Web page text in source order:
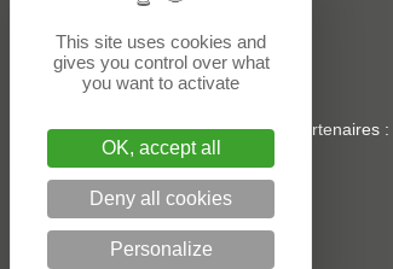
Sites partenaires:
This site uses cookies and
gives you control over what
you want to activate
OK, accept all
Deny all cookies
Personalize